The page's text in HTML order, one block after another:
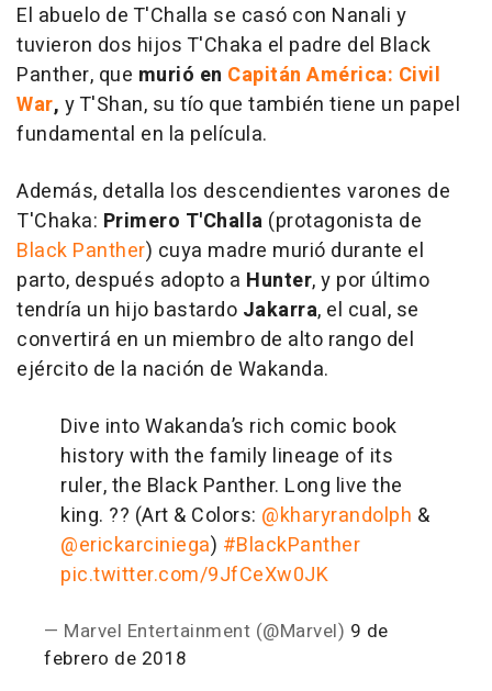
El abuelo de T'Challa se casó con Nanali y
tuvieron dos hijos T'Chaka el padre del Black
Panther, que murió en Capitán América: Civil
War, y T'Shan, su tío que también tiene un papel
fundamental en la película.
Además, detalla los descendientes varones de
T'Chaka: Primero T'Challa (protagonista de
Black Panther) cuya madre murió durante el
parto, después adopto a Hunter, y por último
tendría un hijo bastardo Jakarra, el cual, se
convertirá en un miembro de alto rango del
ejército de la nación de Wakanda.
Dive into Wakanda’s rich comic book
history with the family lineage of its
ruler, the Black Panther. Long live the
king. ?? (Art & Colors: @kharyrandolph &
@erickarciniega) #BlackPanther
pic.twitter.com/9JfCeXw0JK
— Marvel Entertainment (@Marvel) 9 de
febrero de 2018